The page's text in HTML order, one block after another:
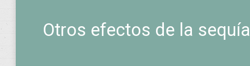
Otros efectos de la sequía